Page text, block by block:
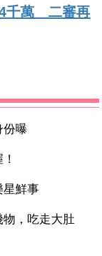
4千萬 二審再
曝
鮮事
，吃走大肚